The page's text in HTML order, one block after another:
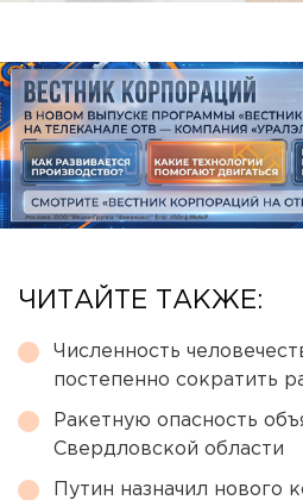
ЧИТАЙТЕ ТАКЖЕ:
Численность
постепенно сократить
Ракетную опасность
Свердловской области
Путин назначил нового